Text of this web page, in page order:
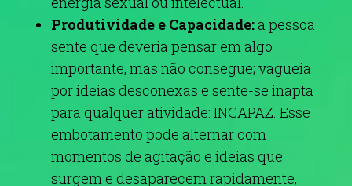
Produtividade e Capacidade:a pessoa
sente que deveria pensar em algo
importante, mas não consegue; vagueia
por ideias desconexas e sente-se inapta
para qualquer atividade: INCAPAZ. Esse
embotamento pode alternar com
momentos de agitação e ideias que
surgem e desaparecem rapidamente,